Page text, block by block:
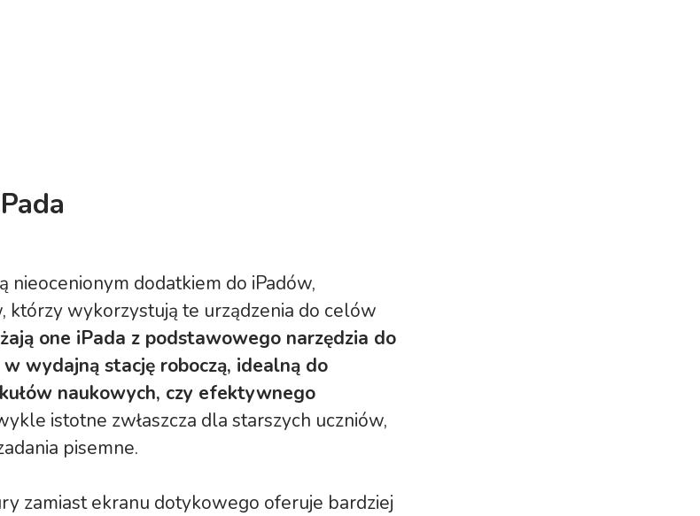
nieocenionym dodatkiem do iPadów,
którzy wykorzystują te urządzenia do celów
one iPada z podstawowego narzędzia do
wydajną stację roboczą, idealną do
naukowych, czy efektywnego
istotne zwłaszcza dla starszych uczniów,
pisemne.
zamiast ekranu dotykowego oferuje bardziej